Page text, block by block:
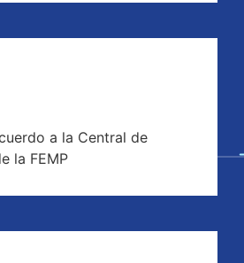
a la Central de
la FEMP